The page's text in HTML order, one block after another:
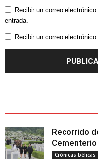
Recibir un correo
entrada.
Recibir un correo
Recorrido
Cementerio
Crónicas bélicas